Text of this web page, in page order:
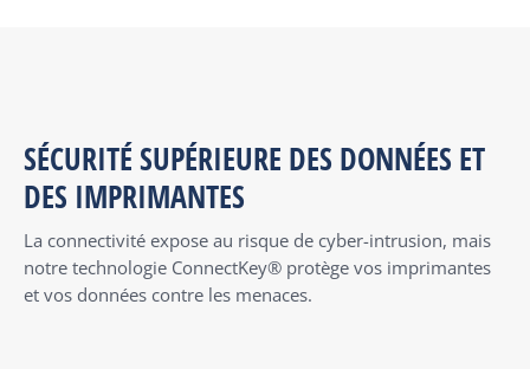
SÉCURITÉ SUPÉRIEURE DES DONNÉES ET
DES IMPRIMANTES
La connectivité expose au risque de cyber-intrusion, mais
notre technologie ConnectKey® protège vos imprimantes
et vos données contre les menaces.